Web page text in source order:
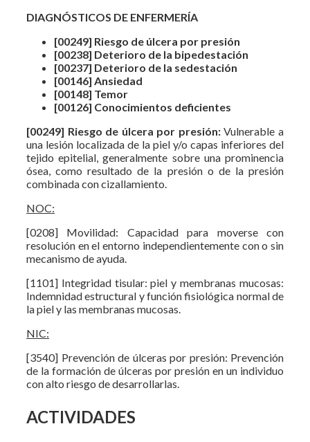
DIAGNÓSTICOS DE ENFERMERÍA
[00249] Riesgo de úlcera por presión
[00238] Deterioro de la bipedestación
[00237] Deterioro de la sedestación
[00146] Ansiedad
[00148] Temor
[00126] Conocimientos deficientes
[00249] Riesgo de úlcera por presión:Vulnerable a
una lesión localizada de la piel y/o capas inferiores del
tejido epitelial, generalmente sobre una prominencia
ósea, como resultado de la presión o de la presión
combinada con cizallamiento.
NOC:
[0208] Movilidad: Capacidad para moverse con
resolución en el entorno independientemente con o sin
mecanismo de ayuda.
[1101] Integridad tisular: piel y membranas mucosas:
Indemnidad estructural y función fisiológica normal de
la piel y las membranas mucosas.
NIC:
[3540] Prevención de úlceras por presión: Prevención
de la formación de úlceras por presión en un individuo
con alto riesgo de desarrollarlas.
ACTIVIDADES